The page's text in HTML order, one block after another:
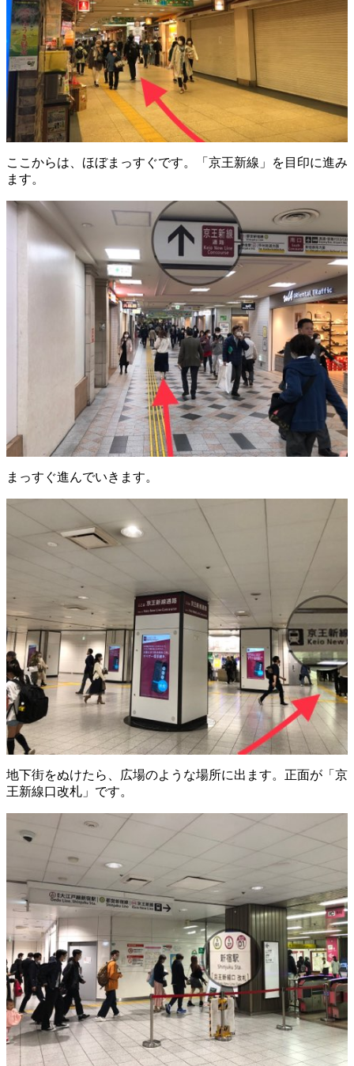
ここからは、ほぼまっすぐです。「京王新線」を目印に進み
ます。
まっすぐ進んでいきます。
地下街をぬけたら、広場のような場所に出ます。正面が「京
王新線口改札」です。